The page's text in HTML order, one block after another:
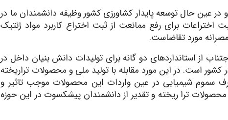
در عین حال توسعه پایدار کشاورزی کشور وظیفه دانشمندان ما در
برای رفع ممانعت از ثبت اختراع کاربرد مواد ژنتیک
مورد تقاضاست.
از استانداردهای دو گانه برای تولیدات دانش بنیان داخل در
است. در این مورد مقابله با تولید ملی و محصولات تراریخته
سموم شیمیایی در عین واردات این محصولات موجب تاثیر و
ترا ریخته و تقدیر از دانشمندان پیشکسوت در این حوزه